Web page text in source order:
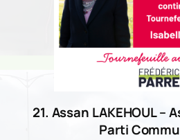
21. Assan LAKEHOUL –
Parti